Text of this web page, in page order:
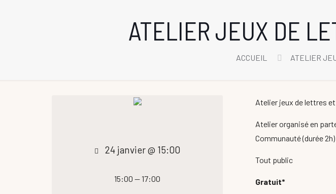
ATELIER JEUX DE
ACCUEIL ATELIER
Atelier jeux de lettres
Atelier organisé en
Communauté (durée 2h)
Tout public
Gratuit*
24 janvier @ 15:00
15:00 — 17:00